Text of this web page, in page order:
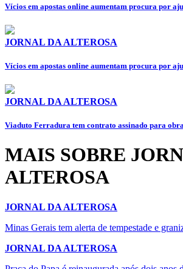
Vícios em apostas online aumentam procura por
JORNAL DA ALTEROSA
Vícios em apostas online aumentam procura por
JORNAL DA ALTEROSA
Viaduto Ferradura tem contrato assinado para
MAIS SOBRE
ALTEROSA
JORNAL DA ALTEROSA
Minas Gerais tem alerta de tempestade e
JORNAL DA ALTEROSA